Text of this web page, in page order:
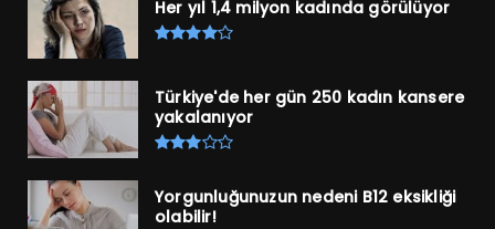
Her yıl 1,4 milyon kadında görülüyor
Türkiye'de her gün 250 kadın kansere
yakalanıyor
Yorgunluğunuzun nedeni B12 eksikliği
olabilir!